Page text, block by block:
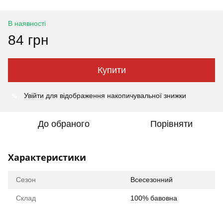
В наявності
84 грн
Купити
Увійти для відображення накопичувальної знижки
До обраного Порівняти
Характеристики
Сезон Всесезонний
Склад 100% бавовна